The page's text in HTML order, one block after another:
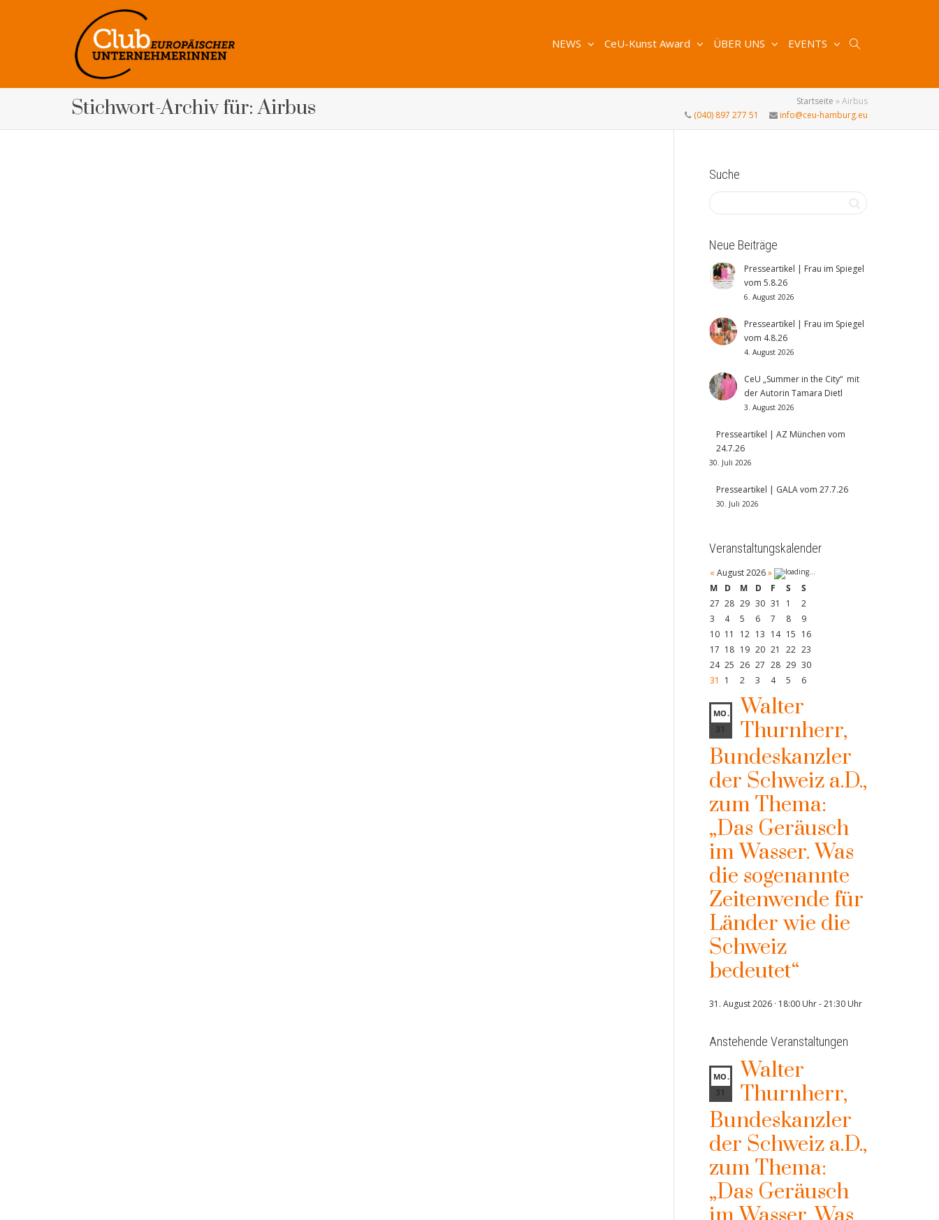
NEWS CeU-Kunst Award ÜBER UNS EVENTS
Stichwort-Archiv für: Airbus Startseite » Airbus
(040) 897 277 51
info@ceu-hamburg.eu
Suche
Neue Beiträge
Presseartikel | Frau im Spiegel
vom 5.8.26
6. August 2026
Presseartikel | Frau im Spiegel
vom 4.8.26
4. August 2026
CeU „Summer in the City“ mit
der Autorin Tamara Dietl
3. August 2026
Presseartikel | AZ München vom
24.7.26
30. Juli 2026
Presseartikel | GALA vom 27.7.26
30. Juli 2026
Veranstaltungskalender
« August 2026 »
M
D M D F S
S
27 28 29 30 31 1
2
3
4 5 6 7 8
9
10 11 12 13 14 15 16
17 18 19 20 21 22 23
24 25 26 27 28 29 30
31
1 2 3 4 5 6
MO.
31
Walter
Thurnherr,
Bundeskanzler
der Schweiz a.D.,
zum Thema:
„Das Geräusch
im Wasser. Was
die sogenannte
Zeitenwende für
Länder wie die
Schweiz
bedeutet“
31. August 2026 · 18:00 Uhr-21:30 Uhr
Anstehende Veranstaltungen
MO.
31
Walter
Thurnherr,
Bundeskanzler
der Schweiz a.D.,
zum Thema:
„Das Geräusch